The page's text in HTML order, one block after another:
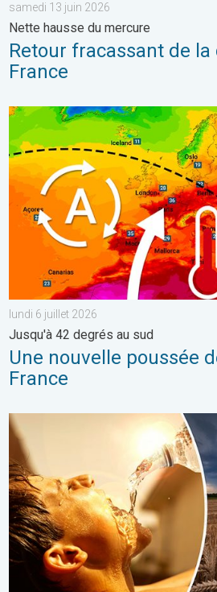
samedi 13 juin 2026
Nette hausse du mercure
Retour fracassant de la
France
Une nouvelle poussée de chaleur
lundi 6 juillet 2026
Jusqu'à 42 degrés au sud
Une nouvelle poussée
France
Risque d'orage violent cette